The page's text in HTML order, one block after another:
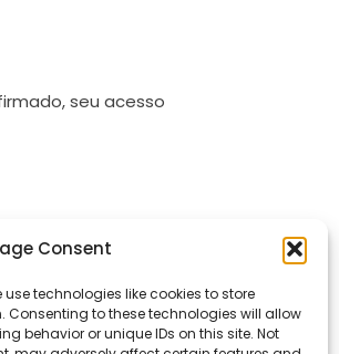
Consent
use technologies like cookies to store
to these technologies will allow
behavior or unique IDs on this site. Not
seu acesso